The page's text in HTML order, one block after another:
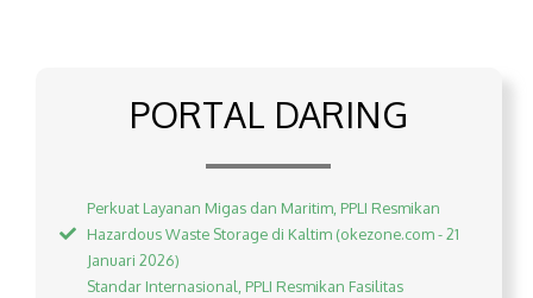
PORTAL DARING
Perkuat Layanan Migas dan Maritim, PPLI Resmikan
Hazardous Waste Storage di Kaltim (okezone.com - 21
Januari 2026)
Standar Internasional, PPLI Resmikan Fasilitas